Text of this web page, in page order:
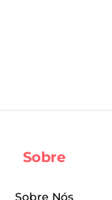
Sobre
Sobre Nós